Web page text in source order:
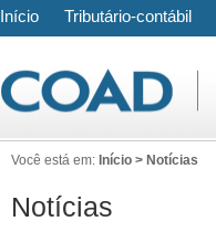
Início Tributário-contábil
Você está em: Início > Notícias
Notícias